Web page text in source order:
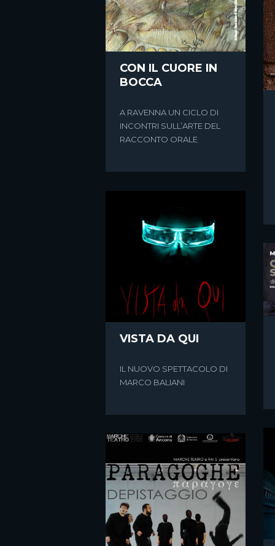
.
CON IL CUORE IN
BOCCA
A RAVENNA UN CICLO DI
INCONTRI SULL’ARTE DEL
RACCONTO ORALE
VISTA DA QUI
IL NUOVO SPETTACOLO DI
MARCO BALIANI
FROLLO
LA STORIA DI UN BAMBINO
DI PASTA FROLLA ALLE
PRESE CON
QUESTA SERA ALLE 21.15 SU